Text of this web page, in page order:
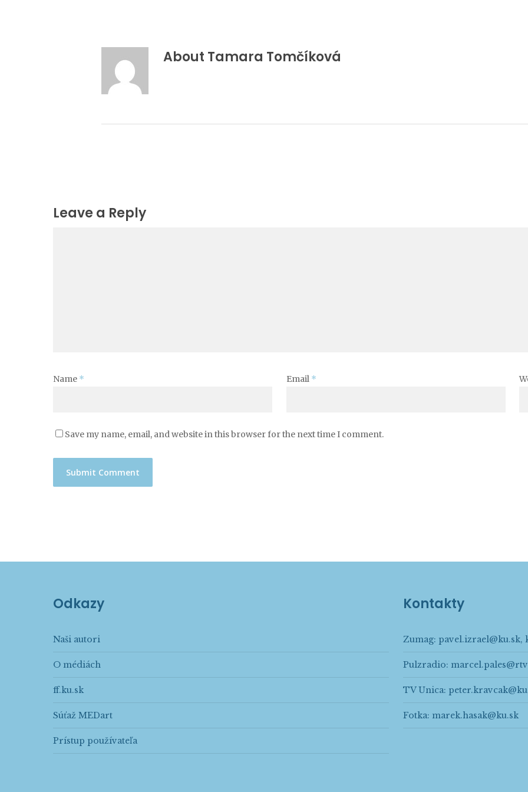
About Tamara Tomčíková
Leave a Reply
Name * Email *
Save my name, email, and website in this browser for the next time I comment.
Odkazy
Naši autori
O médiách
ff.ku.sk
Súťaž MEDart
Prístup používateľa
Kontakty
Zumag: pavel.izrael@ku.sk,
Pulzradio:
TV Unica:
Fotka: marek.hasak@ku.sk